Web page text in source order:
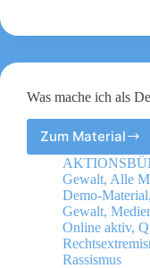
Was mache ich als
Zum Material
Was
mache
ich
als
Demo-
Leitfaden
Gewalt, Alle
Demo-Material,
Gewalt,
Online aktiv,
Rassismus